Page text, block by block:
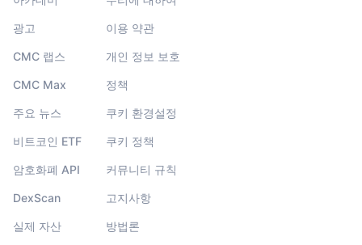
광고
CMC 랩스
CMC Max
주요 뉴스
비트코인 ETF
암호화폐 API
DexScan
실제 자산
이용 약관
개인 정보 보호
정책
쿠키 환경설정
쿠키 정책
커뮤니티 규칙
고지사항
방법론